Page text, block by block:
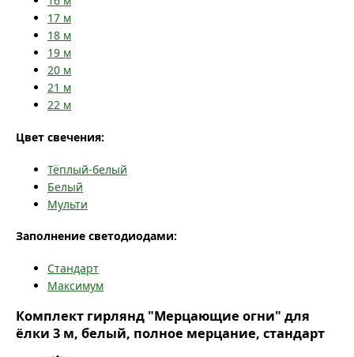
17 м
18 м
19 м
20 м
21 м
22 м
Цвет свечения:
Тёплый-белый
Белый
Мульти
Заполнение светодиодами:
Стандарт
Максимум
Комплект гирлянд "Мерцающие огни" для
ёлки 3 м, белый, полное мерцание, стандарт